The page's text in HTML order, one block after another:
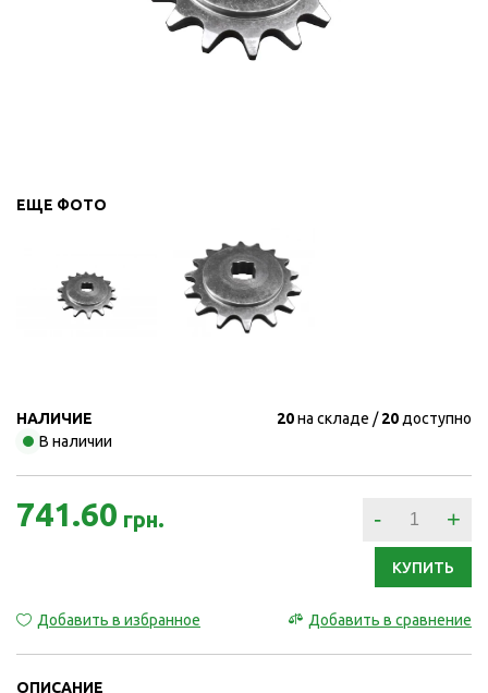
ЕЩЕ ФОТО
НАЛИЧИЕ
В наличии
20на складе 20 доступно
741.60 грн. - +
КУПИТЬ
Добавить в избранное Добавить в сравнение
ОПИСАНИЕ